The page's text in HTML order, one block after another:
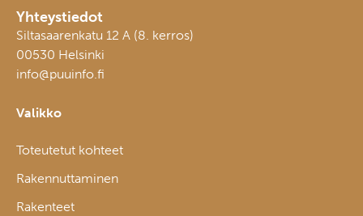
Yhteystiedot
Siltasaarenkatu 12 A (8. kerros)
00530 Helsinki
info@puuinfo.fi
Valikko
Toteutetut kohteet
Rakennuttaminen
Rakenteet